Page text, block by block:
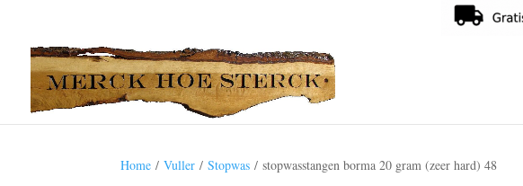
Home /Vuller /Stopwas / stopwasstangen borma 20 gram (zeer hard) 48